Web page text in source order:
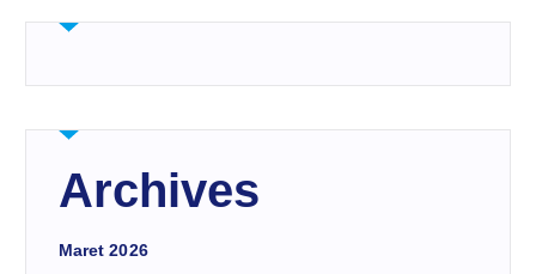
Archives
Maret 2026